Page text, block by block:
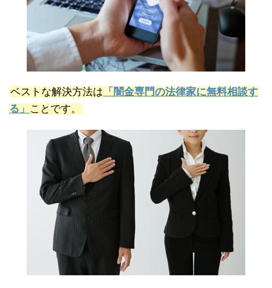
ベストな解決方法は 「闇金専門の法律家に無料相談す
る」 ことです。